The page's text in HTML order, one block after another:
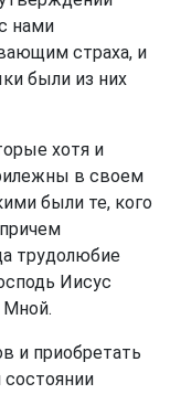
нами
страха, и
были из них
хотя и
в своем
были те, кого
трудолюбие
Иисус
Мной.
и приобретать